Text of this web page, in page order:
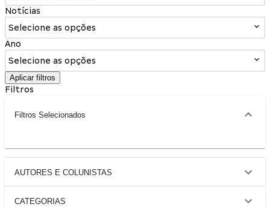
Notícias
Selecione as opções
Ano
Selecione as opções
Aplicar filtros
Filtros
Filtros Selecionados
AUTORES E COLUNISTAS
CATEGORIAS